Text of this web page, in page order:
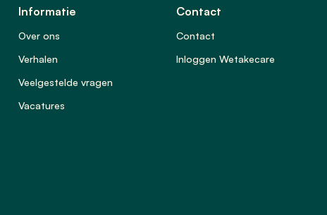
Informatie
Over ons
Verhalen
Veelgestelde vragen
Vacatures
Contact
Contact
Inloggen Wetakecare